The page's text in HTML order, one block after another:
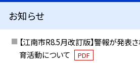
お知らせ
【江南市R8.5月改訂版】警報が発表
育活動について
PDF